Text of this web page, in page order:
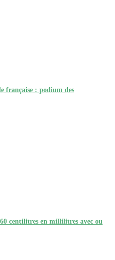
française : podium des
centilitres en millilitres avec ou